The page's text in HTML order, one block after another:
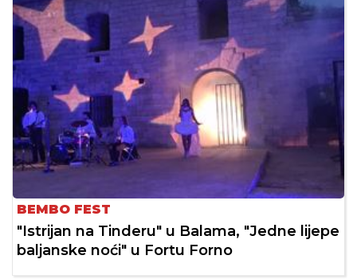
BEMBO FEST
"Istrijan na Tinderu" u Balama, "Jedne lijepe
baljanske noći" u Fortu Forno